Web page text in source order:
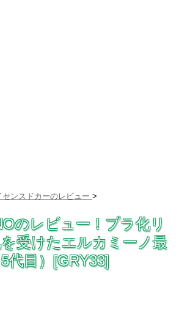
センスドカーのレビュー >
のレビュー！プラ化リ
受けたエルカミーノ最
代目）[GRY33]